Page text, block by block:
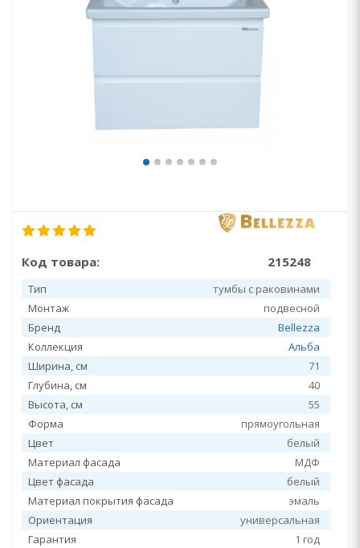
Код товара: 215248
Тип
тумбы с раковинами
Монтаж
подвесной
Бренд
Bellezza
Коллекция
Альба
Ширина, см
71
Глубина, см
40
Высота, см
55
Форма
прямоугольная
Цвет
белый
Материал фасада
МДФ
Цвет фасада
белый
Материал покрытия фасада
эмаль
Ориентация
универсальная
Гарантия
1 год